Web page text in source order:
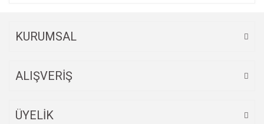
KURUMSAL
ALIŞVERİŞ
ÜYELİK